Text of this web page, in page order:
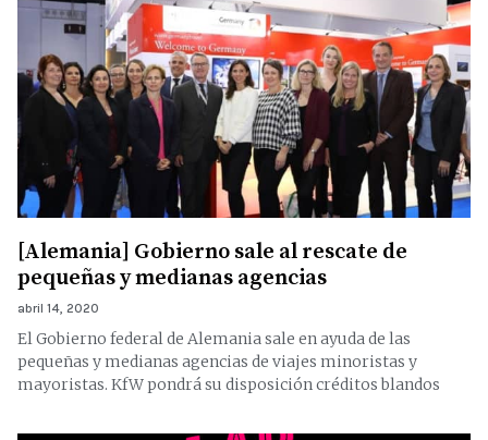
[Alemania] Gobierno sale al rescate de
pequeñas y medianas agencias
abril 14, 2020
El Gobierno federal de Alemania sale en ayuda de las
pequeñas y medianas agencias de viajes minoristas y
mayoristas. KfW pondrá su disposición créditos blandos